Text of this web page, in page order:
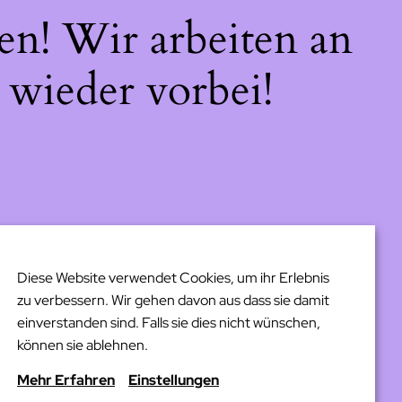
Wir arbeiten an
vorbei!
Diese Website verwendet Cookies, um ihr Erlebnis
zu verbessern. Wir gehen davon aus dass sie damit
einverstanden sind. Falls sie dies nicht wünschen,
können sie ablehnen.
Mehr Erfahren
Einstellungen